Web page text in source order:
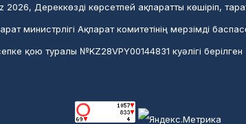
Дереккөзді көрсетпей ақпаратты көшіріп,
министрлігі Ақпарат комитетінің мерзімді
қою туралы №KZ28VPY00144831 куәлігі берілген